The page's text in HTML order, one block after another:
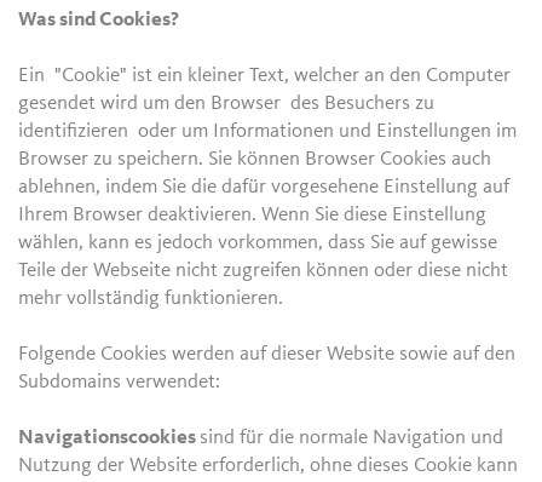
Was sind Cookies?
Ein "Cookie" ist ein kleiner Text, welcher an den Computer
gesendet wird um den Browser des Besuchers zu
identifizieren oder um Informationen und Einstellungen im
Browser zu speichern. Sie können Browser Cookies auch
ablehnen, indem Sie die dafür vorgesehene Einstellung auf
Ihrem Browser deaktivieren. Wenn Sie diese Einstellung
wählen, kann es jedoch vorkommen, dass Sie auf gewisse
Teile der Webseite nicht zugreifen können oder diese nicht
mehr vollständig funktionieren.
Folgende Cookies werden auf dieser Website sowie auf den
Subdomains verwendet:
Navigationscookies sind für die normale Navigation und
Nutzung der Website erforderlich, ohne dieses Cookie kann